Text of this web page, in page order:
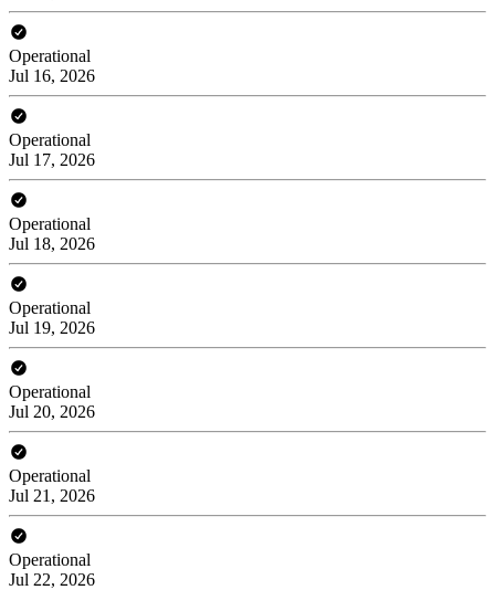
Operational
Jul 16, 2026
Operational
Jul 17, 2026
Operational
Jul 18, 2026
Operational
Jul 19, 2026
Operational
Jul 20, 2026
Operational
Jul 21, 2026
Operational
Jul 22, 2026